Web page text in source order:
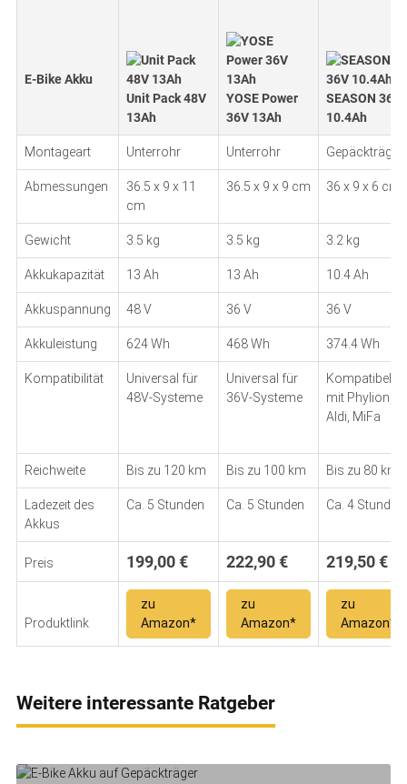
E-Bike Akku
Unit Pack 48V
13Ah
YOSE Power
36V 13Ah
SEASON 36V
10.4Ah
Montageart Unterrohr Unterrohr Gepäckträger
Abmessungen
36.5 x 9 x 11
cm
36.5 x 9 x 9 cm 36 x 9 x 6 cm
Gewicht 3.5 kg 3.5 kg 3.2 kg
Akkukapazität 13 Ah 13 Ah 10.4 Ah
Akkuspannung 48 V 36 V 36 V
Akkuleistung 624 Wh 468 Wh 374.4 Wh
Kompatibilität
Universal für
48V-Systeme
Universal für
36V-Systeme
Kompatibel
mit Phylion,
Aldi, MiFa
Reichweite Bis zu 120 km Bis zu 100 km Bis zu 80 km
Ladezeit des
Akkus
Ca. 5 Stunden Ca. 5 Stunden Ca. 4 Stunden
Preis 199,00 € 222,90 € 219,50 €
Produktlink
zu
Amazon*
zu
Amazon*
zu
Amazon*
Weitere interessante Ratgeber